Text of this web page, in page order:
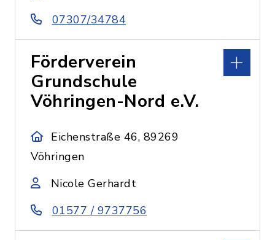
07307/34784
Förderverein
Grundschule
Vöhringen-Nord e.V.
Eichenstraße 46, 89269
Vöhringen
Nicole Gerhardt
01577 / 9737756